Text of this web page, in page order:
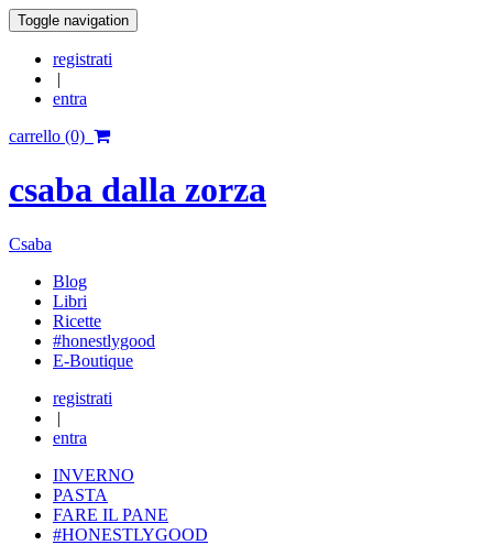
Toggle navigation
registrati
|
entra
carrello (0)
csaba dalla zorza
Csaba
Blog
Libri
Ricette
#honestlygood
E-Boutique
registrati
|
entra
INVERNO
PASTA
FARE IL PANE
#HONESTLYGOOD